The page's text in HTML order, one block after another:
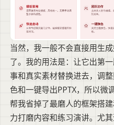
当然，我一般不会直接用生
了。我的用法是：让它出第
事和真实素材替换进去，调
色和一键导出PPTX，所以微
帮我省掉了最磨人的框架搭
力打磨内容和练习演讲。尤